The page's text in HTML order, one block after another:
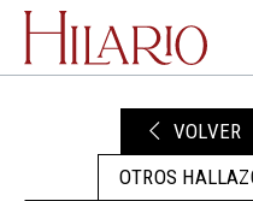
VOLVER
OTROS